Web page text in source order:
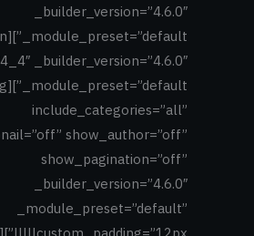
_builder_version=”4.6.0″
_builder_version=”4.6.0″
include_categories=”all”
show_author=”off”
show_pagination=”off”
_builder_version=”4.6.0″
_module_preset=”default”